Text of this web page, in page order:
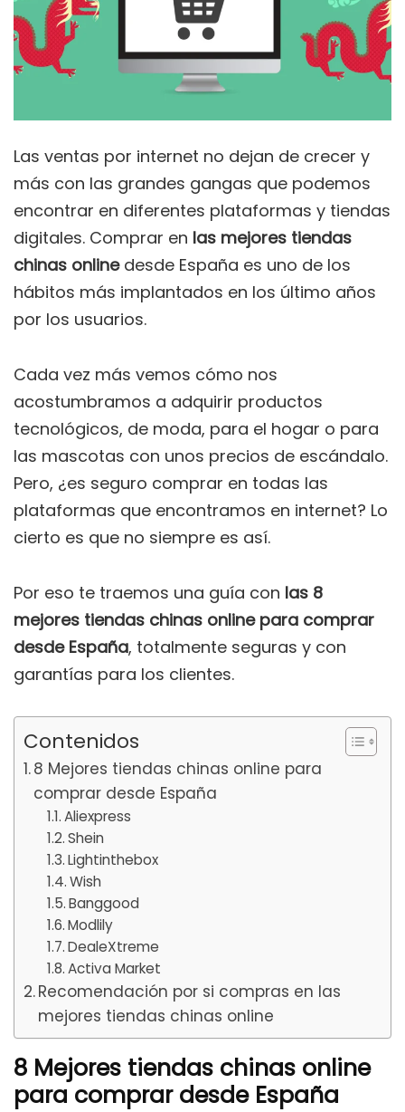
Las ventas por internet no dejan de crecer y
más con las grandes gangas que podemos
encontrar en diferentes plataformas y tiendas
digitales. Comprar en las mejores tiendas
chinas onlinedesde España es uno de los
hábitos más implantados en los último años
por los usuarios.
Cada vez más vemos cómo nos
acostumbramos a adquirir productos
tecnológicos, de moda, para el hogar o para
las mascotas con unos precios de escándalo.
Pero, ¿es seguro comprar en todas las
plataformas que encontramos en internet? Lo
cierto es que no siempre es así.
Por eso te traemos una guía con las 8
mejores tiendas chinas online para comprar
desde España, totalmente seguras y con
garantías para los clientes.
Contenidos
8 Mejores tiendas chinas online para
comprar desde España
Aliexpress
Shein
Lightinthebox
Wish
Banggood
Modlily
DealeXtreme
Activa Market
Recomendación por si compras en las
mejores tiendas chinas online
8 Mejores tiendas chinas online
para comprar desde España